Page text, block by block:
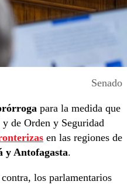
Senado
para la medida que
de Orden y Seguridad
en las regiones de
y Antofagasta.
los parlamentarios